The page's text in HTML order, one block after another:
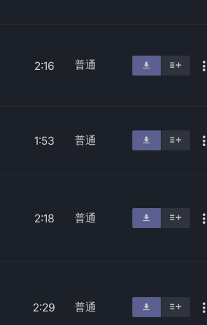
2:16 普通
1:53 普通
2:18 普通
2:29 普通